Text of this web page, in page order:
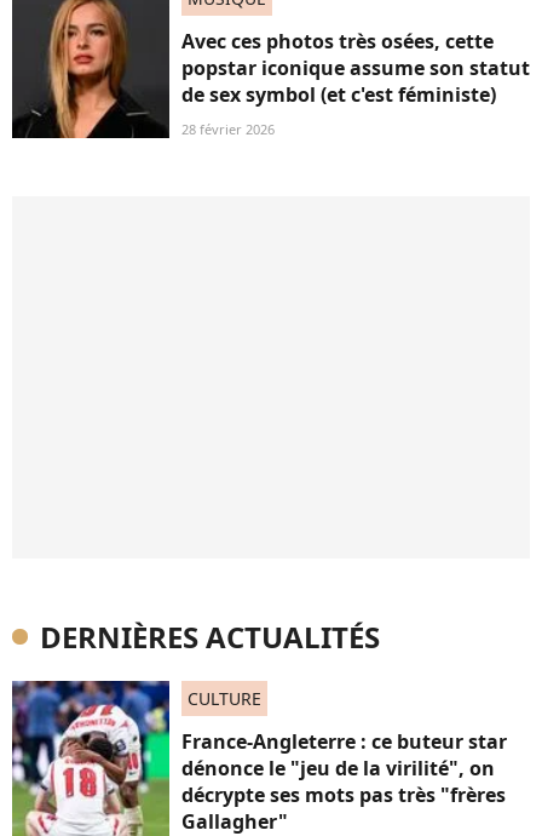
Avec ces photos très osées, cette
popstar iconique assume son statut
de sex symbol (et c'est féministe)
28 février 2026
DERNIÈRES ACTUALITÉS
CULTURE
France-Angleterre : ce buteur star
dénonce le "jeu de la virilité", on
décrypte ses mots pas très "frères
Gallagher"